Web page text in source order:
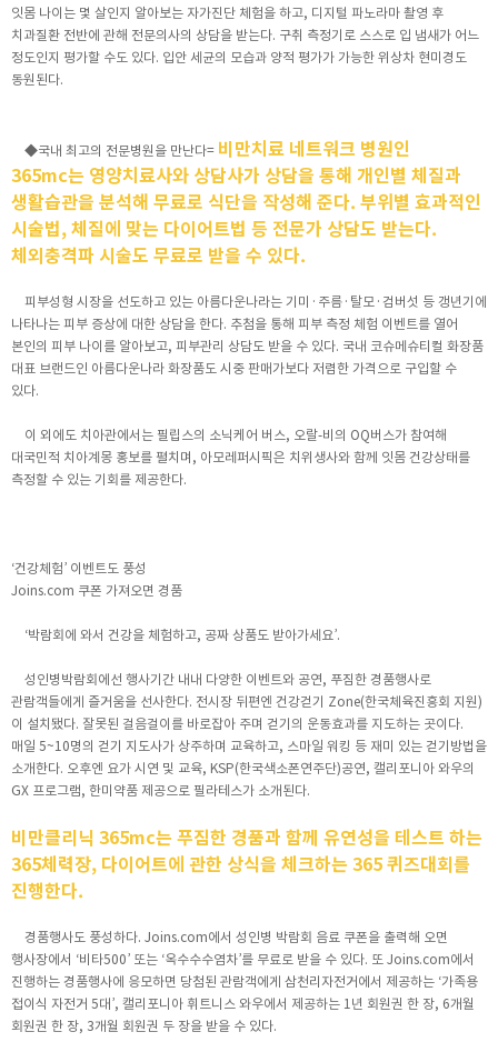
잇몸 나이는 몇 살인지 알아보는 자가진단 체험을 하고, 디지털 파노라마 촬영 후
치과질환 전반에 관해 전문의사의 상담을 받는다. 구취 측정기로 스스로 입 냄새가 어느
정도인지 평가할 수도 있다. 입안 세균의 모습과 양적 평가가 가능한 위상차 현미경도
동원된다.
◆국내 최고의 전문병원을 만난다= 비만치료 네트워크 병원인
365mc는 영양치료사와 상담사가 상담을 통해 개인별 체질과
생활습관을 분석해 무료로 식단을 작성해 준다. 부위별 효과적인
시술법, 체질에 맞는 다이어트법 등 전문가 상담도 받는다.
체외충격파 시술도 무료로 받을 수 있다.
피부성형 시장을 선도하고 있는 아름다운나라는 기미·주름·탈모·검버섯 등 갱년기에
나타나는 피부 증상에 대한 상담을 한다. 추첨을 통해 피부 측정 체험 이벤트를 열어
본인의 피부 나이를 알아보고, 피부관리 상담도 받을 수 있다. 국내 코슈메슈티컬 화장품
대표 브랜드인 아름다운나라 화장품도 시중 판매가보다 저렴한 가격으로 구입할 수
있다.
이 외에도 치아관에서는 필립스의 소닉케어 버스, 오랄-비의 OQ버스가 참여해
대국민적 치아계몽 홍보를 펼치며, 아모레퍼시픽은 치위생사와 함께 잇몸 건강상태를
측정할 수 있는 기회를 제공한다.
‘건강체험’ 이벤트도 풍성
Joins.com 쿠폰 가져오면 경품
‘박람회에 와서 건강을 체험하고, 공짜 상품도 받아가세요’.
성인병박람회에선 행사기간 내내 다양한 이벤트와 공연, 푸짐한 경품행사로
관람객들에게 즐거움을 선사한다. 전시장 뒤편엔 건강걷기 Zone(한국체육진흥회 지원)
이 설치됐다. 잘못된 걸음걸이를 바로잡아 주며 걷기의 운동효과를 지도하는 곳이다.
매일 5~10명의 걷기 지도사가 상주하며 교육하고, 스마일 워킹 등 재미 있는 걷기방법을
소개한다. 오후엔 요가 시연 및 교육, KSP(한국색소폰연주단)공연, 캘리포니아 와우의
GX 프로그램, 한미약품 제공으로 필라테스가 소개된다.
비만클리닉 365mc는 푸짐한 경품과 함께 유연성을 테스트 하는
365체력장, 다이어트에 관한 상식을 체크하는 365 퀴즈대회를
진행한다.
경품행사도 풍성하다. Joins.com에서 성인병 박람회 음료 쿠폰을 출력해 오면
행사장에서 ‘비타500’ 또는 ‘옥수수수염차’를 무료로 받을 수 있다. 또 Joins.com에서
진행하는 경품행사에 응모하면 당첨된 관람객에게 삼천리자전거에서 제공하는 ‘가족용
접이식 자전거 5대’, 캘리포니아 휘트니스 와우에서 제공하는 1년 회원권 한 장, 6개월
회원권 한 장, 3개월 회원권 두 장을 받을 수 있다.